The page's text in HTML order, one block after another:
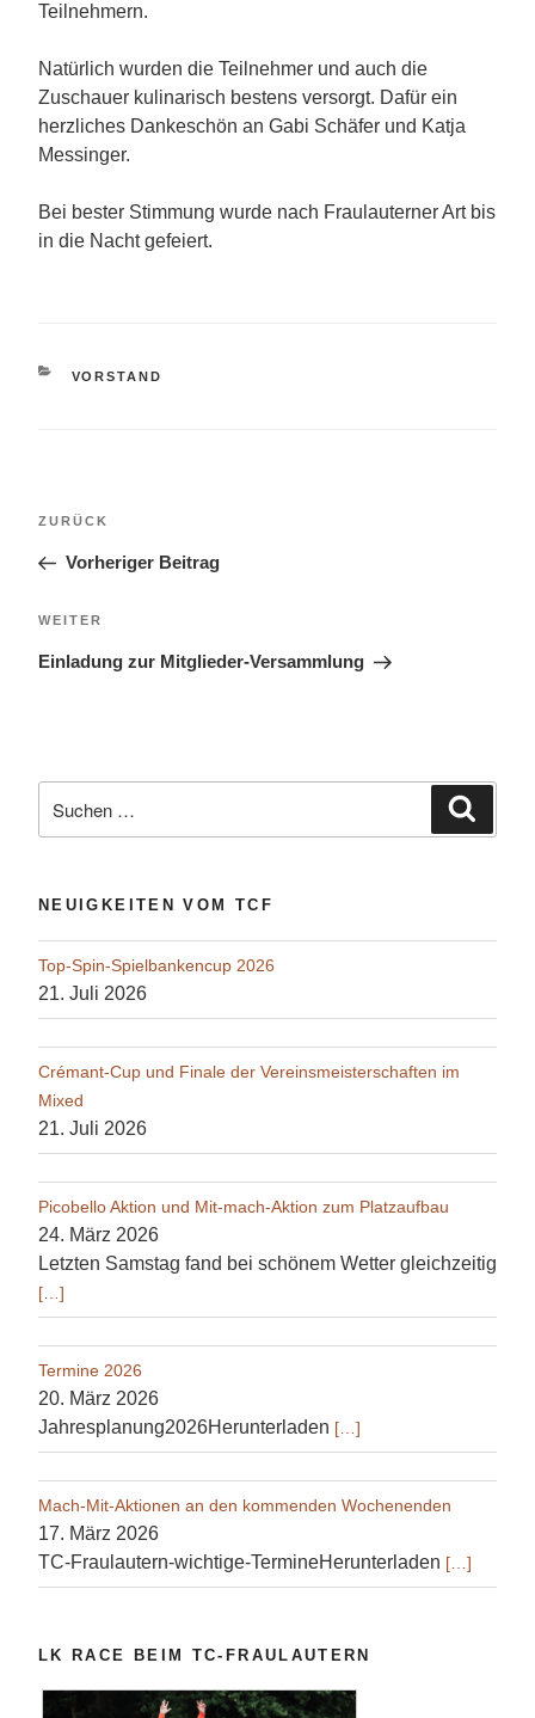
Teilnehmern.
Natürlich wurden die Teilnehmer und auch die
Zuschauer kulinarisch bestens versorgt. Dafür ein
herzliches Dankeschön an Gabi Schäfer und Katja
Messinger.
Bei bester Stimmung wurde nach Fraulauterner Art bis
in die Nacht gefeiert.
KATEGORIEN
VORSTAND
Vorheriger
ZURÜCK
Vorheriger Beitrag
Nächster
WEITER
Einladung zur Mitglieder-Versammlung
nach:
NEUIGKEITEN VOM TCF
Top-Spin-Spielbankencup 2026
21. Juli 2026
Crémant-Cup und Finale der Vereinsmeisterschaften im
Mixed
21. Juli 2026
Picobello Aktion und Mit-mach-Aktion zum Platzaufbau
24. März 2026
Letzten Samstag fand bei schönem Wetter gleichzeitig
[…]
Termine 2026
20. März 2026
Jahresplanung2026Herunterladen […]
Mach-Mit-Aktionen an den kommenden Wochenenden
17. März 2026
TC-Fraulautern-wichtige-TermineHerunterladen […]
LK RACE BEIM TC-FRAULAUTERN